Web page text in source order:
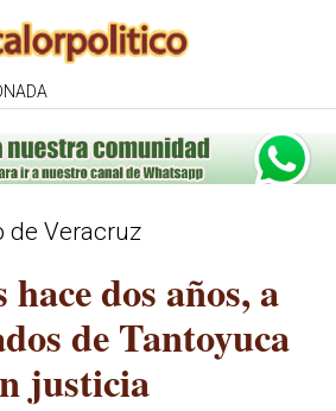
de Veracruz
hace dos años, a
de Tantoyuca
justicia